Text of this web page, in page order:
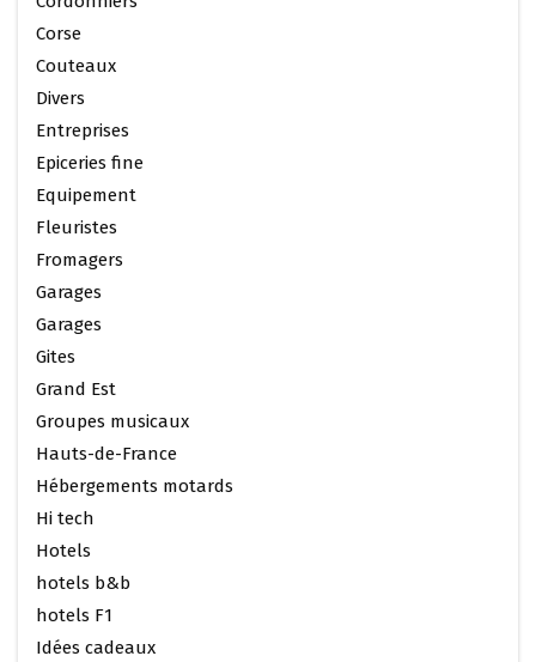
Corse
Couteaux
Divers
Entreprises
Epiceries fine
Equipement
Fleuristes
Fromagers
Garages
Garages
Gites
Grand Est
Groupes musicaux
Hauts-de-France
Hébergements motards
Hi tech
Hotels
hotels b&b
hotels F1
Idées cadeaux